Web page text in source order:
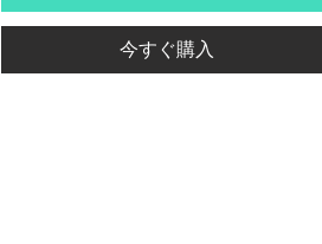
Nara/ 奈良県
Alcohol Percentage今すぐ購入